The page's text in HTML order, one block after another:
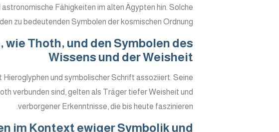
Fähigkeiten im alten Ägypten hin. Solche
zu bedeutenden Symbolen der kosmischen Ordnung.
Thoth, und den Symbolen des
Wissens und der Weisheit
und symbolischer Schrift assoziiert. Seine
verbunden sind, gelten als Träger tiefer Weisheit und
verborgener Erkenntnisse, die bis heute faszinieren.
im Kontext ewiger Symbolik und